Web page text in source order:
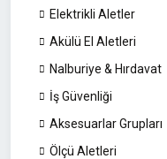
Elektrikli Aletler
Akülü El Aletleri
Nalburiye & Hırdavat
İş Güvenliği
Aksesuarlar Grupları
Ölçü Aletleri